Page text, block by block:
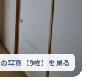
写真（9枚）を見る